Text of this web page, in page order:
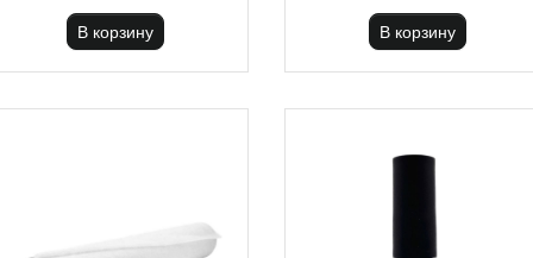
В корзину В корзину